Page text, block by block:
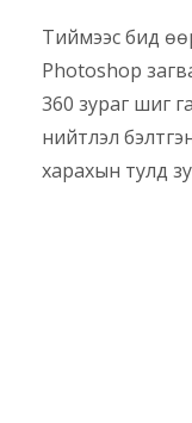
Тиймээс бид
Photoshop
360 зураг шиг
нийтлэл
харахын тулд